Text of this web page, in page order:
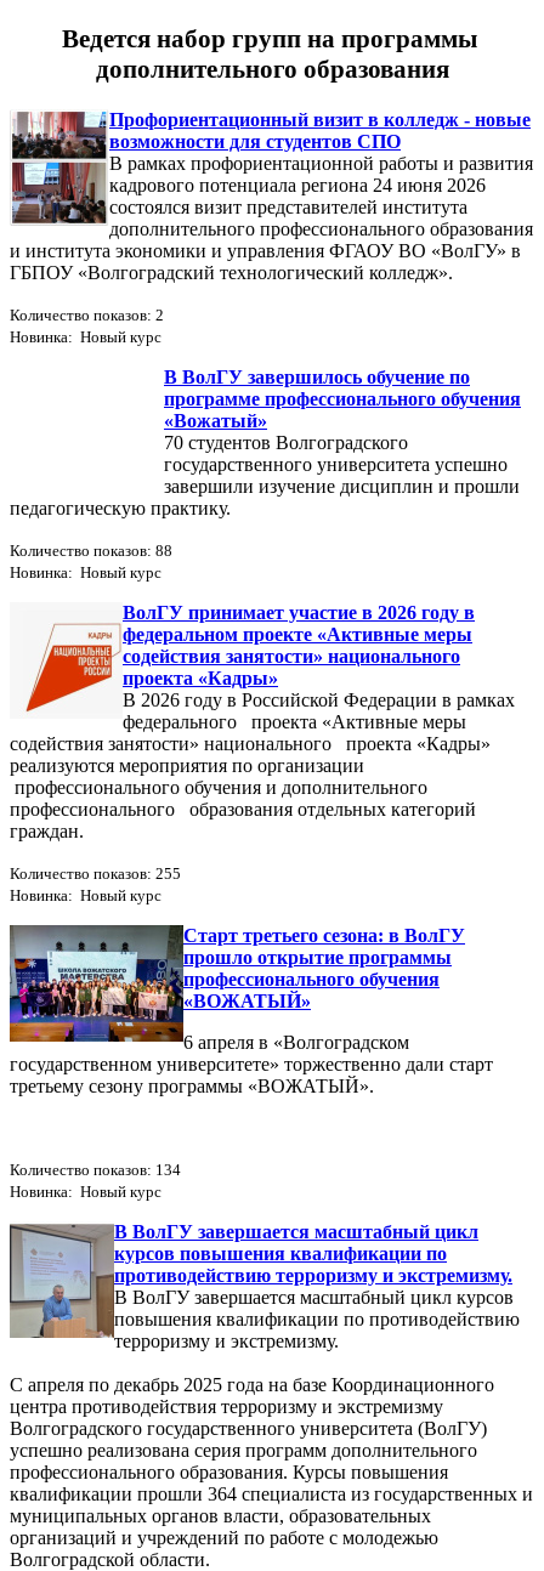
Ведется набор групп на программы
дополнительного образования
Профориентационный визит в колледж - новые
возможности для студентов СПО
В рамках профориентационной работы и развития
кадрового потенциала региона 24 июня 2026
состоялся визит представителей института
дополнительного профессионального образования
и института экономики и управления ФГАОУ ВО «ВолГУ» в
ГБПОУ «Волгоградский технологический колледж».
Количество показов: 2
Новинка: Новый курс
В ВолГУ завершилось обучение по
программе профессионального обучения
«Вожатый»
70 студентов Волгоградского
государственного университета успешно
завершили изучение дисциплин и прошли
педагогическую практику.
Количество показов: 88
Новинка: Новый курс
ВолГУ принимает участие в 2026 году в
федеральном проекте «Активные меры
содействия занятости» национального
проекта «Кадры»
В 2026 году в Российской Федерации в рамках
федерального проекта «Активные меры
содействия занятости» национального проекта «Кадры»
реализуются мероприятия по организации
профессионального обучения и дополнительного
профессионального образования отдельных категорий
граждан.
Количество показов: 255
Новинка: Новый курс
Старт третьего сезона: в ВолГУ
прошло открытие программы
профессионального обучения
«ВОЖАТЫЙ»
6 апреля в «Волгоградском
государственном университете» торжественно дали старт
третьему сезону программы «ВОЖАТЫЙ».
Количество показов: 134
Новинка: Новый курс
В ВолГУ завершается масштабный цикл
курсов повышения квалификации по
противодействию терроризму и экстремизму.
В ВолГУ завершается масштабный цикл курсов
повышения квалификации по противодействию
терроризму и экстремизму.
С апреля по декабрь 2025 года на базе Координационного
центра противодействия терроризму и экстремизму
Волгоградского государственного университета (ВолГУ)
успешно реализована серия программ дополнительного
профессионального образования. Курсы повышения
квалификации прошли 364 специалиста из государственных и
муниципальных органов власти, образовательных
организаций и учреждений по работе с молодежью
Волгоградской области.